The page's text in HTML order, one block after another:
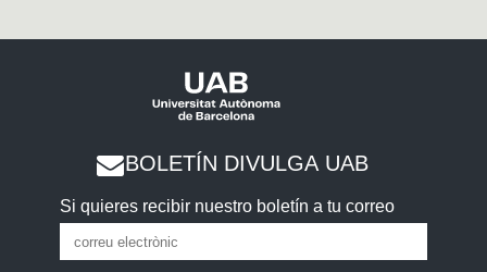
BOLETÍN DIVULGA UAB
Si quieres recibir nuestro boletín a tu correo